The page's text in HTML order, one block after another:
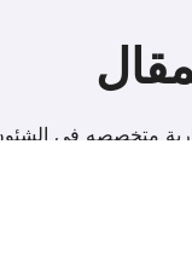
متخصصه فى الشئون